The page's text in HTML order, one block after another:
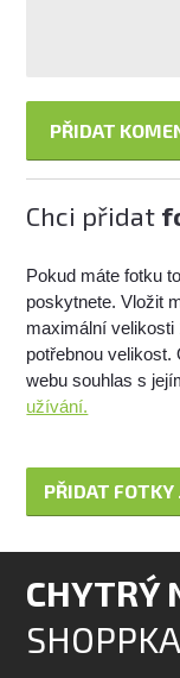
Chci přidat
Pokud máte fotku
poskytnete. Vložit
maximální
potřebnou velikost.
webu souhlas s
užívání.
PŘIDAT FOTKY
CHYTRÝ
SHOPPKA